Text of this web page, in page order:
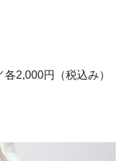
2,000円（税込み）